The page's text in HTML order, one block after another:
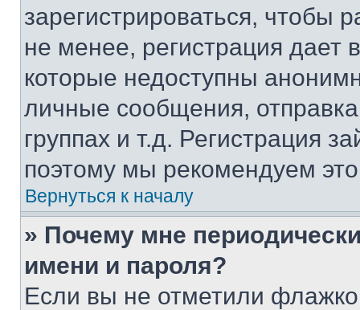
зарегистрироваться, чтобы
не менее, регистрация
которые недоступны
личные сообщения,
группах и т.д. Регистрация
поэтому мы рекомендуем
Вернуться к началу
» Почему мне
имени и пароля?
Если вы не отметили